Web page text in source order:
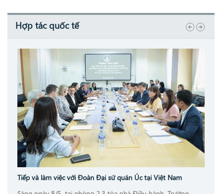
Hợp tác quốc tế
Tiếp và làm việc với Đoàn Đại sứ quán Úc tại Việt Nam